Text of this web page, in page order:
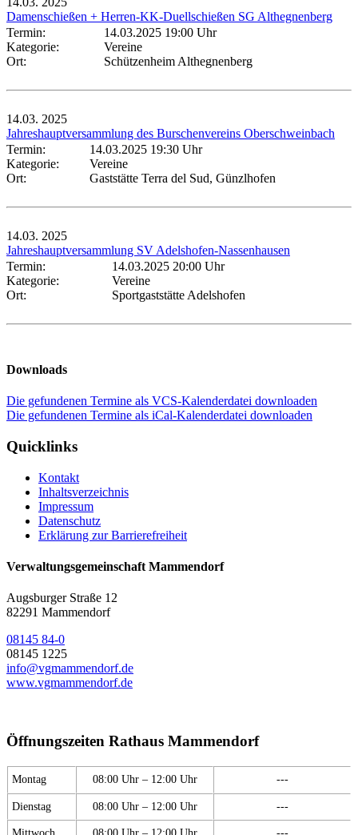
Damenschießen + Herren-KK-Duellschießen SG Althegnenberg
Termin:
14.03.2025 19:00 Uhr
Kategorie:
Vereine
Ort:
Schützenheim Althegnenberg
14.03. 2025
Jahreshauptversammlung des Burschenvereins Oberschweinbach
Termin:
14.03.2025 19:30 Uhr
Kategorie:
Vereine
Ort:
Gaststätte Terra del Sud, Günzlhofen
14.03. 2025
Jahreshauptversammlung SV Adelshofen-Nassenhausen
Termin:
14.03.2025 20:00 Uhr
Kategorie:
Vereine
Ort:
Sportgaststätte Adelshofen
Downloads
Die gefundenen Termine als VCS-Kalenderdatei downloaden
Die gefundenen Termine als iCal-Kalenderdatei downloaden
Quicklinks
Kontakt
Inhaltsverzeichnis
Impressum
Datenschutz
Erklärung zur Barrierefreiheit
Verwaltungsgemeinschaft Mammendorf
Augsburger Straße 12
82291 Mammendorf
08145 84-0
08145 1225
info@vgmammendorf.de
www.vgmammendorf.de
Öffnungszeiten Rathaus Mammendorf
Montag 08:00 Uhr – 12:00 Uhr ---
Dienstag 08:00 Uhr – 12:00 Uhr ---